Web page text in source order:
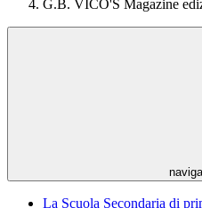
G.B. VICO'S Magazine
La Scuola Secondaria di